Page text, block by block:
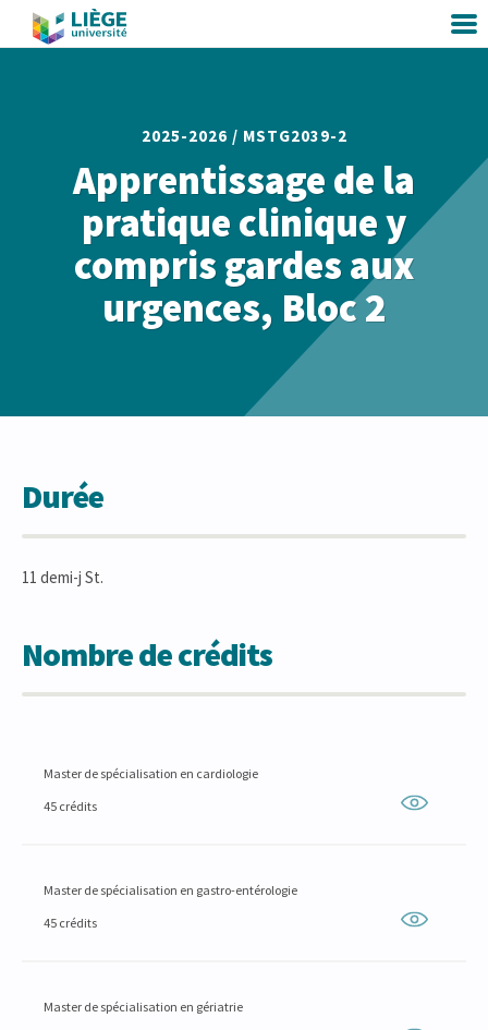
2025-2026 / MSTG2039-2
Apprentissage de la
pratique clinique y
compris gardes aux
urgences, Bloc 2
Durée
11 demi-j St.
Nombre de crédits
Master de spécialisation en cardiologie
45 crédits
Master de spécialisation en gastro-entérologie
45 crédits
Master de spécialisation en gériatrie